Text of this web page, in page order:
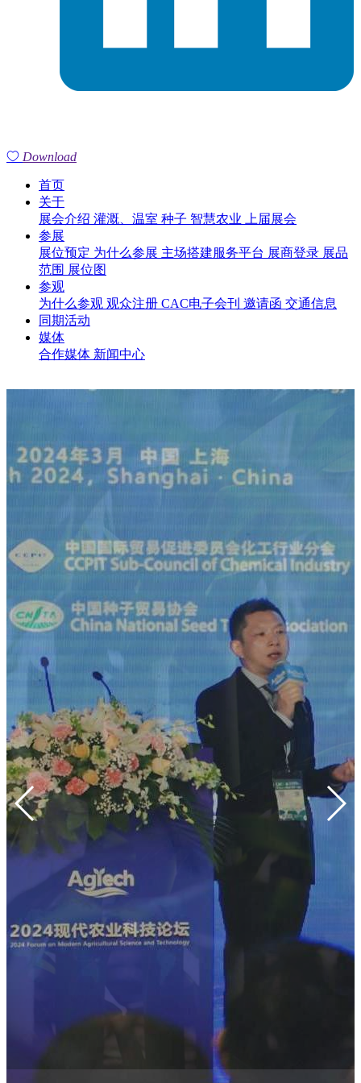
Download
首页
关于
展会介绍 灌溉、温室 种子 智慧农业
上届展会
参展
展位预定 为什么参展 主场搭建服务平台 展商登录 展品
范围 展位图
参观
为什么参观 观众注册 CAC电子会刊 邀请函 交通信息
同期活动
媒体
合作媒体 新闻中心